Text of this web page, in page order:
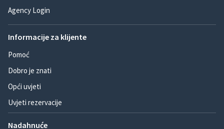
Agency Login
Informacije za klijente
Pomoć
Dobro je znati
Opći uvjeti
Uvjeti rezervacije
Nadahnuće